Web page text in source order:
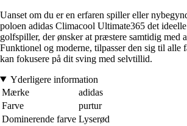
Uanset om du er en erfaren spiller eller
poloen adidas Climacool Ultimate365 det
golfspiller, der ønsker at præstere samtidig med
Funktionel og moderne, tilpasser den sig til alle
kan fokusere på dit sving med selvtillid.
Yderligere information
Mærke
adidas
Farve
purtur
Dominerende farve Lyserød